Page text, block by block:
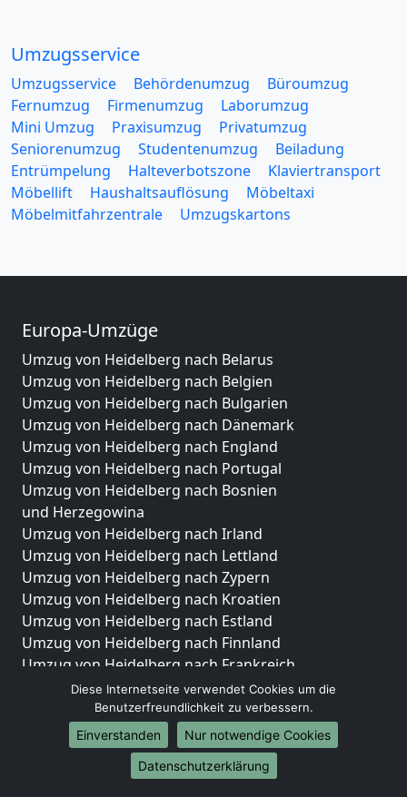
Umzugsservice
Umzugsservice Behördenumzug
Büroumzug
Fernumzug
Firmenumzug
Laborumzug
Mini Umzug
Praxisumzug
Privatumzug
Seniorenumzug
Studentenumzug
Beiladung
Entrümpelung
Halteverbotszone
Klaviertransport
Möbellift
Haushaltsauflösung
Möbeltaxi
Möbelmitfahrzentrale
Umzugskartons
Europa-Umzüge
Umzug von Heidelberg nach Belarus
Umzug von Heidelberg nach Belgien
Umzug von Heidelberg nach Bulgarien
Umzug von Heidelberg nach Dänemark
Umzug von Heidelberg nach England
Umzug von Heidelberg nach Portugal
Umzug von Heidelberg nach Bosnien
und Herzegowina
Umzug von Heidelberg nach Irland
Umzug von Heidelberg nach Lettland
Umzug von Heidelberg nach Zypern
Umzug von Heidelberg nach Kroatien
Umzug von Heidelberg nach Estland
Umzug von Heidelberg nach Finnland
Umzug von Heidelberg nach Frankreich
Umzug von Heidelberg nach Griechenland
Umzug von Heidelberg nach Italien
Umzug von Heidelberg nach Liechtenstein
Umzug von Heidelberg nach Luxemburg
Umzug von Heidelberg nach Niederlande
Diese Internetseite verwendet Cookies um die
Benutzerfreundlichkeit zu verbessern.
Einverstanden
Nur notwendige Cookies
Datenschutzerklärung